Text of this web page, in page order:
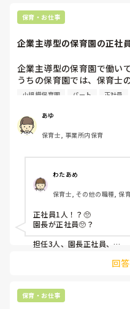
保育・お仕事
企業主導型の保育園の正社
企業主導型の保育園で働いて
うちの保育園では、保育士
が、、、
短時間パートばかりなので
もし、パートばかりの場合
か、教えて欲しいです。
小規模保育園 パート 正社員
あゆ
保育士, 事業所内保育
わたあめ
保育士, その他の職種, 保
正社員1人！？🥺
園長が正社員🥺？
担任3人、園長正社員、
パートは何人いたかな?
6人くらいいたかな？
回
保育・お仕事